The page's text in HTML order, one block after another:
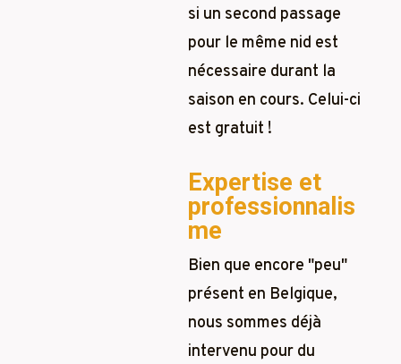
si un second passage
pour le même nid est
nécessaire durant la
saison en cours. Celui-ci
est gratuit !
Expertise et
professionnalis
me
Bien que encore "peu"
présent en Belgique,
nous sommes déjà
intervenu pour du